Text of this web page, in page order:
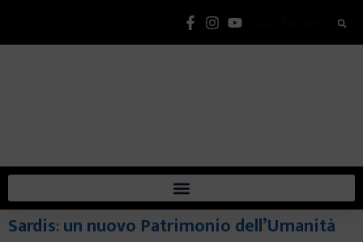
Sardis:un nuovo Patrimonio dell’Umanità